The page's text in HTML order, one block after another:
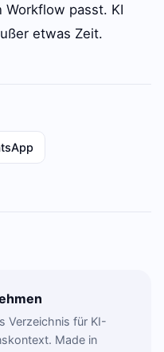
passt. KI
etwas Zeit.
Verzeichnis für KI-
Made in